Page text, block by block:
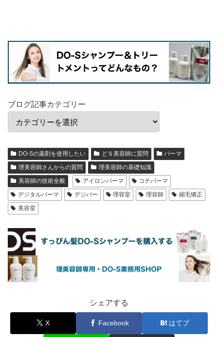
ブログ記事カテゴリー
DO-Sの薬剤を使用したい どＳ美容師に質問
パーマ
理美容師さんからの質問
理美容師の基礎知識
美容師の技術全般
アイロンパーマ
コテパーマ
デジタルパーマ
デジパー 理容室 理容師
縮毛矯正
美容室
シェアする
X Facebook はてブ